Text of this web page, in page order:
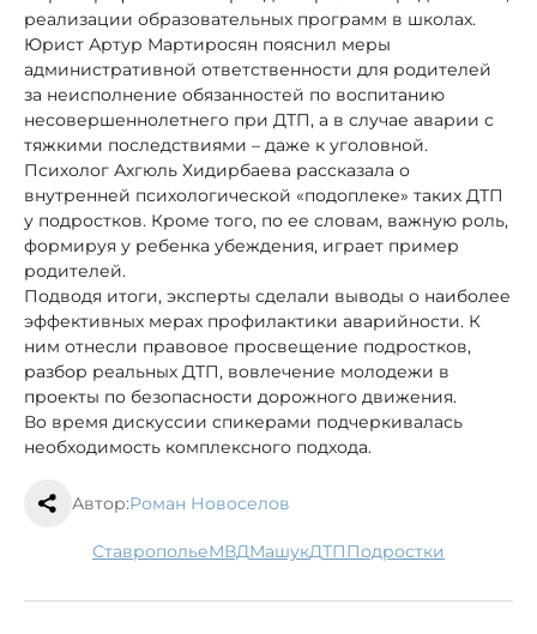
реализации образовательных программ в школах.
Юрист Артур Мартиросян пояснил меры
административной ответственности для родителей
за неисполнение обязанностей по воспитанию
несовершеннолетнего при ДТП, а в случае аварии с
тяжкими последствиями – даже к уголовной.
Психолог Ахгюль Хидирбаева рассказала о
внутренней психологической «подоплеке» таких ДТП
у подростков. Кроме того, по ее словам, важную роль,
формируя у ребенка убеждения, играет пример
родителей.
Подводя итоги, эксперты сделали выводы о наиболее
эффективных мерах профилактики аварийности. К
ним отнесли правовое просвещение подростков,
разбор реальных ДТП, вовлечение молодежи в
проекты по безопасности дорожного движения.
Во время дискуссии спикерами подчеркивалась
необходимость комплексного подхода.
Автор:Роман Новоселов
Ставрополье МВД Машук ДТП подростки